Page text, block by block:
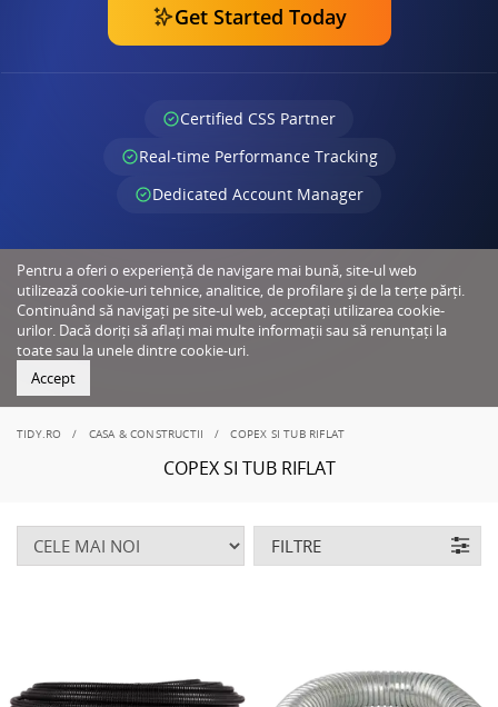
Get Started Today
Certified CSS Partner
Real-time Performance Tracking
Dedicated Account Manager
Pentru a oferi o experiență de navigare mai bună, site-ul web
utilizează cookie-uri tehnice, analitice, de profilare și de la terțe părți.
Continuând să navigați pe site-ul web, acceptați utilizarea cookie-
urilor. Dacă doriți să aflați mai multe informații sau să renunțați la
toate sau la unele dintre cookie-uri.
Accept
TIDY.RO CASA & CONSTRUCTII COPEX SI TUB RIFLAT
COPEX SI TUB RIFLAT
FILTRE